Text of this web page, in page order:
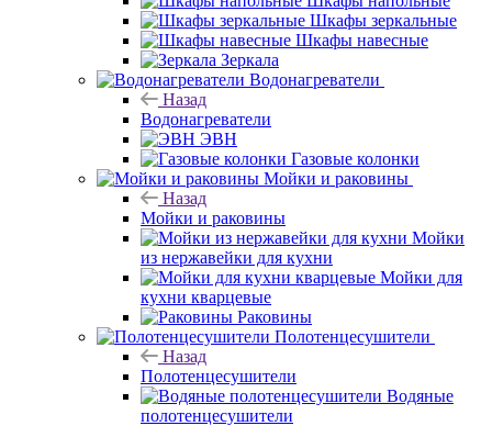
Шкафы зеркальные
Шкафы навесные
Зеркала
Водонагреватели
Назад
Водонагреватели
ЭВН
Газовые колонки
Мойки и раковины
Назад
Мойки и раковины
Мойки
из нержавейки для кухни
Мойки для
кухни кварцевые
Раковины
Полотенцесушители
Назад
Полотенцесушители
Водяные
полотенцесушители